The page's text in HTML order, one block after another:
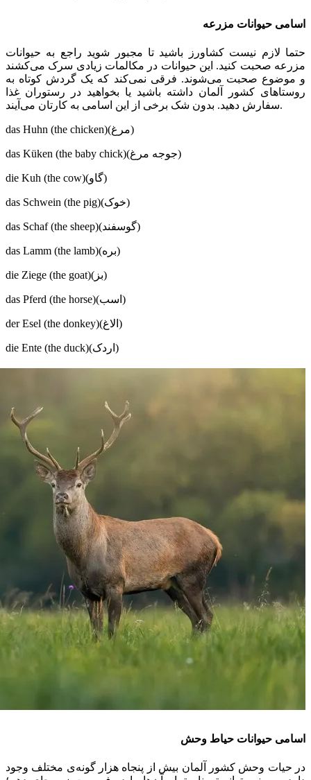
اسامی حیوانات مزرعه
حتما لازم نیست کشاورز باشید تا مجبور شوید راجع به حیوانات
مزرعه صحبت کنید. این حیوانات در مکالمات زیادی سرک می‌کشند
و موضوع صحبت می‌شوند. فرقی نمی‌کند که یک گردش کوتاه به
روستاهای کشور آلمان داشته باشید یا بخواهید در رستوران غذا
سفارش دهید. بدون شک برخی از این اسامی به کارتان می‌آیند.
das Huhn (the chicken)(مرغ)
das Küken (the baby chick)(جوجه مرغ)
die Kuh (the cow)(گاو)
das Schwein (the pig)(خوک)
das Schaf (the sheep)(گوسفند)
das Lamm (the lamb)(بره)
die Ziege (the goat)(بز)
das Pferd (the horse)(اسب)
der Esel (the donkey)(الاغ)
die Ente (the duck)(اردک)
اسامی حیوانات حیاط وحش
در حیات وحش کشور آلمان بیش از پنجاه هزار گونه‌ی مختلف وجود